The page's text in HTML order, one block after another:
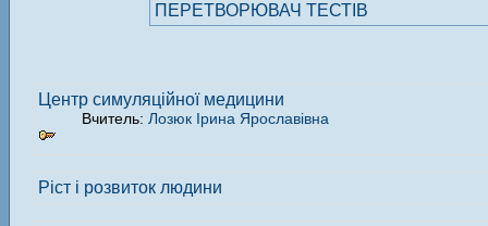
ПЕРЕТВОРЮВАЧ ТЕСТІВ
Центр симуляційної медицини
Вчитель: Лозюк Ірина Ярославівна
Ріст і розвиток людини